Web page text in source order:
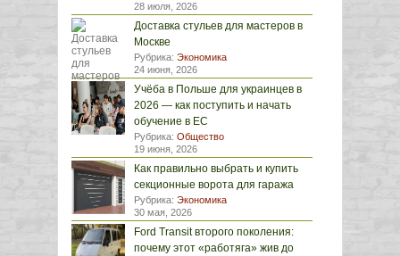
28 июля, 2026
Доставка стульев для мастеров в
Москве
Рубрика: Экономика
24 июня, 2026
Учёба в Польше для украинцев в
2026 — как поступить и начать
обучение в ЕС
Рубрика: Общество
19 июня, 2026
Как правильно выбрать и купить
секционные ворота для гаража
Рубрика: Экономика
30 мая, 2026
Ford Transit второго поколения:
почему этот «работяга» жив до